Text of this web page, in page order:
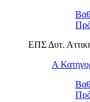
ΕΠΣ Δυτ.
Α